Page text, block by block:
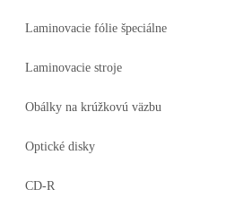
Laminovacie fólie špeciálne
Laminovacie stroje
Obálky na krúžkovú väzbu
Optické disky
CD-R